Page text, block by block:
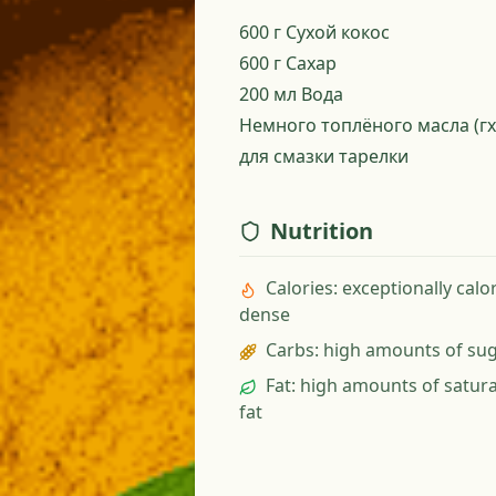
600 г Сухой кокос
600 г Сахар
200 мл Вода
Немного топлёного масла
для смазки тарелки
Nutrition
Calories: exceptionally
dense
Carbs: high amounts of
Fat: high amounts of
fat